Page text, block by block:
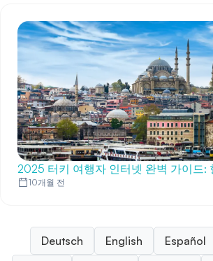
2025 터키 여행자 인터넷 완벽 가이드:
10개월 전
Deutsch English Español